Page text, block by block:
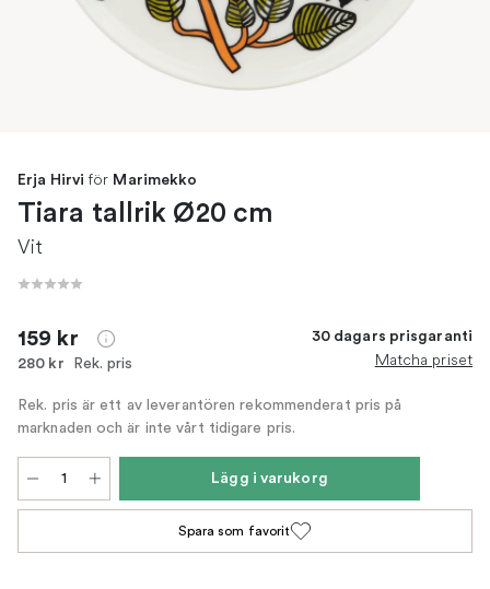
Erja Hirvi för Marimekko
Tiara tallrik Ø20 cm
Vit
159 kr
280 kr Rek. pris
30 dagars prisgaranti
Matcha priset
Rek. pris är ett av leverantören rekommenderat pris på
marknaden och är inte vårt tidigare pris.
Lägg i varukorg
Spara som favorit